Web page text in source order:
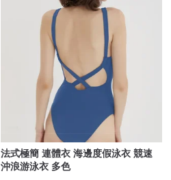
法式極簡 連體衣 海邊度假泳衣 競速
沖浪游泳衣 多色